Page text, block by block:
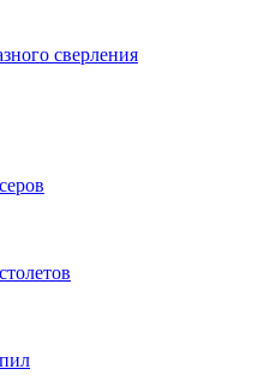
сверления